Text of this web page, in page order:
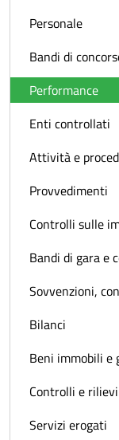
Personale
Bandi di
Performance
Enti controllati
Attività e
Provvedimenti
Controlli sulle
Bandi di gara e
Sovvenzioni,
Bilanci
Beni immobili e
Controlli e
Servizi erogati